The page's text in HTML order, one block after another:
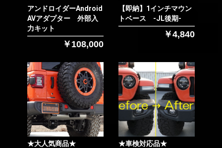
アンドロイダーAndroid
AVアダプター 外部入
力キット
￥108,000
【即納】1インチマウン
トベース -JL後期-
￥4,840
★大人気商品★
★車検対応品★